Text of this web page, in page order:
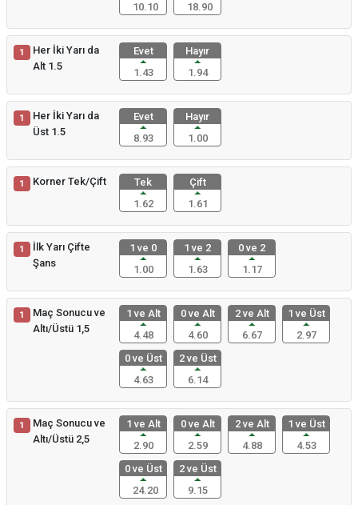
10.10
18.90
1
Her İki Yarı da
Alt 1.5
Evet
1.43
Hayır
1.94
1
Her İki Yarı da
Üst 1.5
Evet
8.93
Hayır
1.00
1 Korner Tek/Çift
Tek
1.62
Çift
1.61
1
İlk Yarı Çifte
Şans
1 ve 0
1.00
1 ve 2
1.63
0 ve 2
1.17
1
Maç Sonucu ve
Altı/Üstü 1,5
1 ve Alt
4.48
0 ve Alt
4.60
2 ve Alt
6.67
1 ve Üst
2.97
0 ve Üst
4.63
2 ve Üst
6.14
1
Maç Sonucu ve
Altı/Üstü 2,5
1 ve Alt
2.90
0 ve Alt
2.59
2 ve Alt
4.88
1 ve Üst
4.53
0 ve Üst
24.20
2 ve Üst
9.15